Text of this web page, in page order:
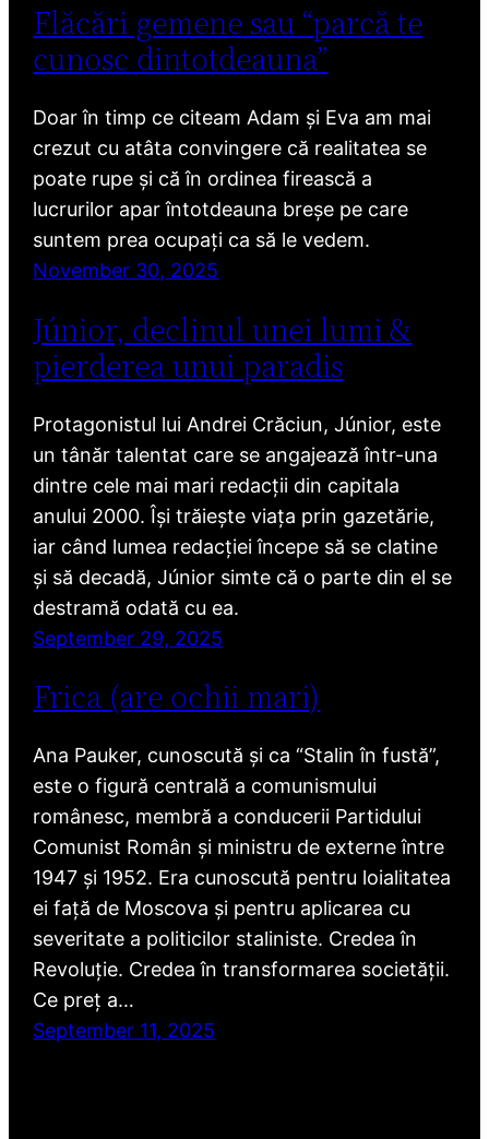
Flăcări gemene sau “parcă te
cunosc dintotdeauna”
Doar în timp ce citeam Adam și Eva am mai
crezut cu atâta convingere că realitatea se
poate rupe și că în ordinea firească a
lucrurilor apar întotdeauna breșe pe care
suntem prea ocupați ca să le vedem.
November 30, 2025
Júnior, declinul unei lumi &
pierderea unui paradis
Protagonistul lui Andrei Crăciun, Júnior, este
un tânăr talentat care se angajează într-una
dintre cele mai mari redacții din capitala
anului 2000. Își trăiește viața prin gazetărie,
iar când lumea redacției începe să se clatine
și să decadă, Júnior simte că o parte din el se
destramă odată cu ea.
September 29, 2025
Frica (are ochii mari)
Ana Pauker, cunoscută și ca “Stalin în fustă”,
este o figură centrală a comunismului
românesc, membră a conducerii Partidului
Comunist Român și ministru de externe între
1947 și 1952. Era cunoscută pentru loialitatea
ei față de Moscova și pentru aplicarea cu
severitate a politicilor staliniste. Credea în
Revoluție. Credea în transformarea societății.
Ce preț a…
September 11, 2025